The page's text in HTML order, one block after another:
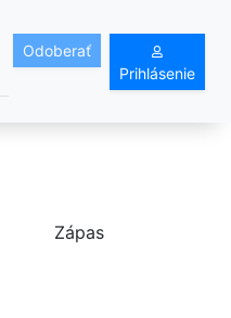
Odoberať
Prihlásenie
Zápas